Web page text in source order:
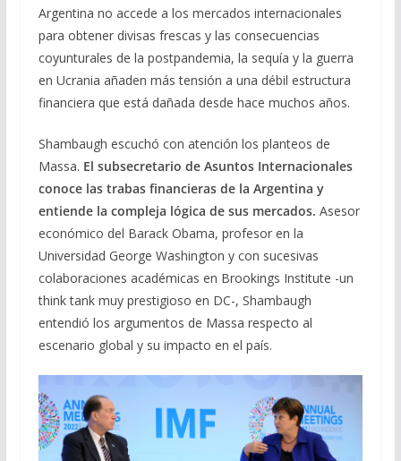
Argentina no accede a los mercados internacionales
para obtener divisas frescas y las consecuencias
coyunturales de la postpandemia, la sequía y la guerra
en Ucrania añaden más tensión a una débil estructura
financiera que está dañada desde hace muchos años.
Shambaugh escuchó con atención los planteos de
Massa. El subsecretario de Asuntos Internacionales
conoce las trabas financieras de la Argentina y
entiende la compleja lógica de sus mercados. Asesor
económico del Barack Obama, profesor en la
Universidad George Washington y con sucesivas
colaboraciones académicas en Brookings Institute -un
think tank muy prestigioso en DC-, Shambaugh
entendió los argumentos de Massa respecto al
escenario global y su impacto en el país.